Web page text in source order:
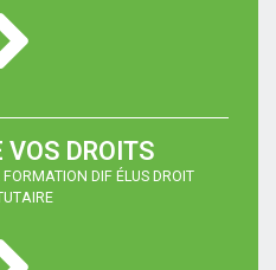
du fonctionnement du
Conseil Municipal
Spécial début de
mandat : La commune
et les marchés publics
VOS DROITS
DIF ÉLUS DROIT